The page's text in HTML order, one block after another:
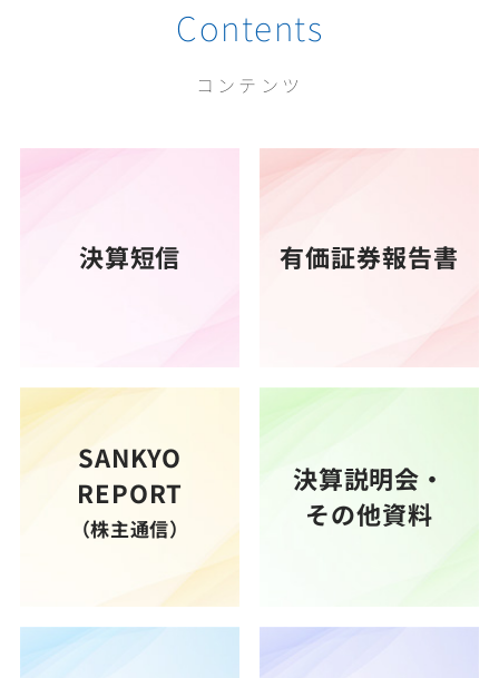
Contents
コンテンツ
決算短信 有価証券報告書
SANKYO
REPORT
（株主通信）
決算説明会・
その他資料